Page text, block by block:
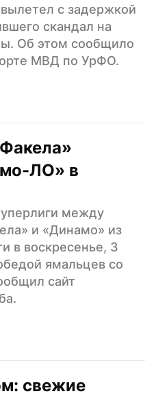
с задержкой
скандал на
Об этом сообщило
МВД по УрФО.
ЛО» в
между
и «Динамо» из
в воскресенье, 3
ямальцев со
сайт
свежие